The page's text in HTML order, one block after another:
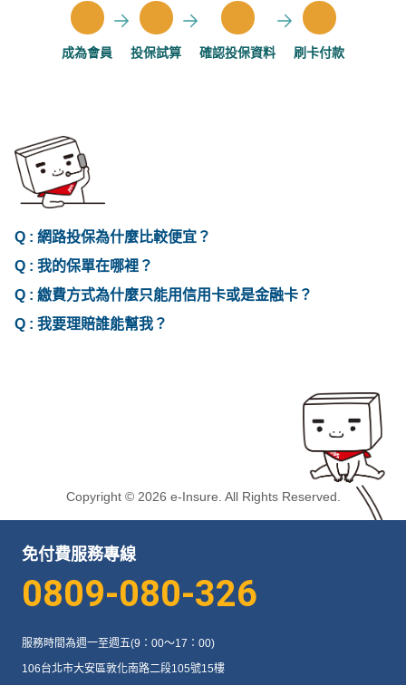
成為會員 投保試算 確認投保資料 刷卡付款
Q : 網路投保為什麼比較便宜？
Q : 我的保單在哪裡？
Q : 繳費方式為什麼只能用信用卡或是金融卡？
Q : 我要理賠誰能幫我？
Copyright © 2026 e-Insure. All Rights Reserved.
免付費服務專線
0809-080-326
服務時間為週一至週五(9：00～17：00)
106台北市大安區敦化南路二段105號15樓